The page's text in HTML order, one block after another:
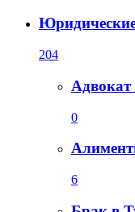
204
0
6